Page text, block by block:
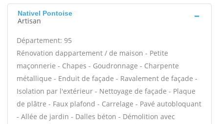
Nativel Pontoise
Artisan
Département: 95
Rénovation dappartement / de maison - Petite
maçonnerie - Chapes - Goudronnage - Charpente
métallique - Enduit de façade - Ravalement de façade -
Isolation par l'extérieur - Nettoyage de façade - Plaque
de plâtre - Faux plafond - Carrelage - Pavé autobloquant
- Allée de jardin - Dalles béton - Démolition avec